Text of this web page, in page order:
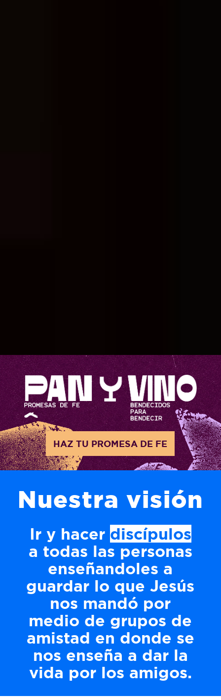
HAZ TU PROMESA DE FE
Nuestra visión
Ir y hacer discípulos
a todas las personas
enseñandoles a
guardar lo que Jesús
nos mandó por
medio de grupos de
amistad en donde se
nos enseña a dar la
vida por los amigos.